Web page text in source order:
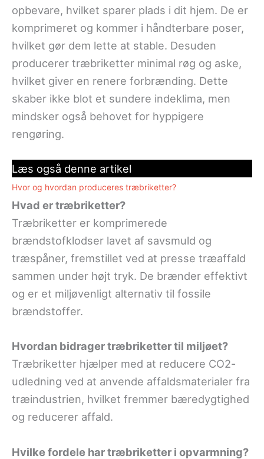
opbevare, hvilket sparer plads i dit hjem. De er
komprimeret og kommer i håndterbare poser,
hvilket gør dem lette at stable. Desuden
producerer træbriketter minimal røg og aske,
hvilket giver en renere forbrænding. Dette
skaber ikke blot et sundere indeklima, men
mindsker også behovet for hyppigere
rengøring.
Læs også denne artikel
Hvor og hvordan produceres træbriketter?
Hvad er træbriketter?
Træbriketter er komprimerede
brændstofklodser lavet af savsmuld og
træspåner, fremstillet ved at presse træaffald
sammen under højt tryk. De brænder effektivt
og er et miljøvenligt alternativ til fossile
brændstoffer.
Hvordan bidrager træbriketter til miljøet?
Træbriketter hjælper med at reducere CO2-
udledning ved at anvende affaldsmaterialer fra
træindustrien, hvilket fremmer bæredygtighed
og reducerer affald.
Hvilke fordele har træbriketter i opvarmning?